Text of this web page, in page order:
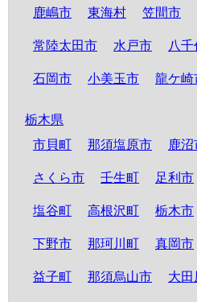
鹿嶋市 東海村 笠間市
常陸太田市 水戸市 八
石岡市 小美玉市 龍ケ崎
栃木県
市貝町
那須塩原市 鹿沼
さくら市 壬生町 足利市
塩谷町 高根沢町 栃木市
下野市 那珂川町 真岡市
益子町 那須烏山市 大田